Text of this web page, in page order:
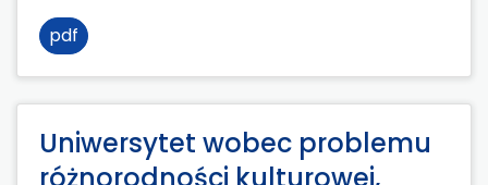
pdf
Uniwersytet wobec problemu
różnorodności kulturowej,